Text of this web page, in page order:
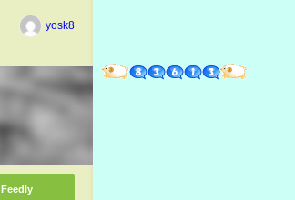
yosk8
Feedly